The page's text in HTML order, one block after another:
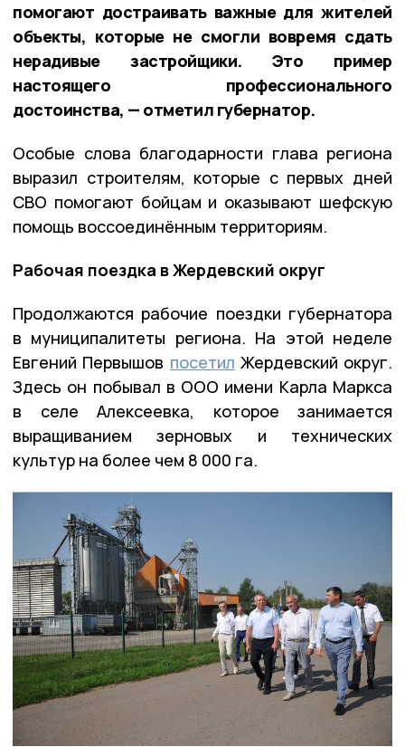
помогают достраивать важные для жителей
объекты, которые не смогли вовремя сдать
нерадивые застройщики. Это пример
настоящего профессионального
достоинства, — отметил губернатор.
Особые слова благодарности глава региона
выразил строителям, которые с первых дней
СВО помогают бойцам и оказывают шефскую
помощь воссоединённым территориям.
Рабочая поездка в Жердевский округ
Продолжаются рабочие поездки губернатора
в муниципалитеты региона. На этой неделе
Евгений Первышов посетил Жердевский округ.
Здесь он побывал в ООО имени Карла Маркса
в селе Алексеевка, которое занимается
выращиванием зерновых и технических
культур на более чем 8 000 га.